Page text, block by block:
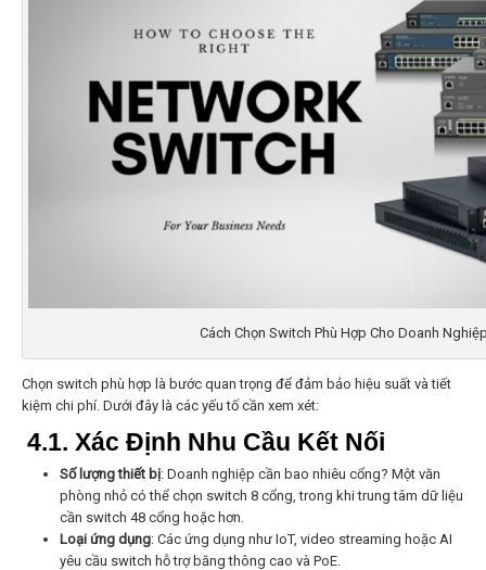
Cách Chọn Switch Phù Hợp Cho Doanh
Chọn switch phù hợp là bước quan trọng để đảm bảo hiệu suất và tiết
kiệm chi phí. Dưới đây là các yếu tố cần xem xét:
4.1. Xác Định Nhu Cầu Kết Nối
Số lượng thiết bị: Doanh nghiệp cần bao nhiêu cổng? Một văn
phòng nhỏ có thể chọn switch 8 cổng, trong khi trung tâm dữ liệu
cần switch 48 cổng hoặc hơn.
Loại ứng dụng: Các ứng dụng như IoT, video streaming hoặc AI
yêu cầu switch hỗ trợ băng thông cao và PoE.